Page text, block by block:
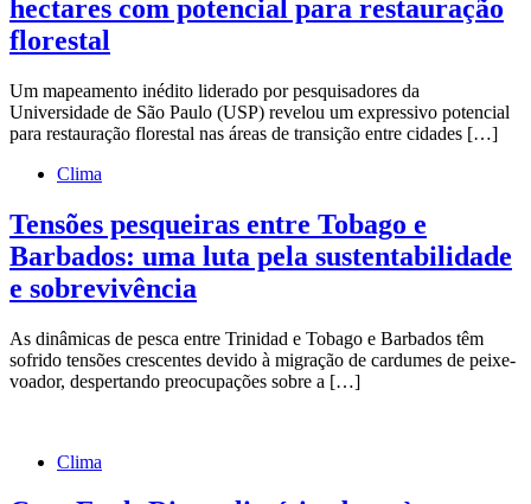
hectares com potencial para restauração
florestal
Um mapeamento inédito liderado por pesquisadores da
Universidade de São Paulo (USP) revelou um expressivo potencial
para restauração florestal nas áreas de transição entre cidades […]
Clima
Tensões pesqueiras entre Tobago e
Barbados: uma luta pela sustentabilidade
e sobrevivência
As dinâmicas de pesca entre Trinidad e Tobago e Barbados têm
sofrido tensões crescentes devido à migração de cardumes de peixe-
voador, despertando preocupações sobre a […]
Clima